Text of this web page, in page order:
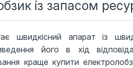
із запасом
швидкісний апарат із
його в хід
краще купити